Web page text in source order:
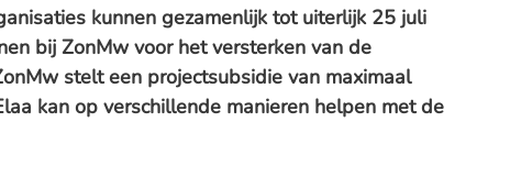
kunnen gezamenlijk tot uiterlijk 25 juli
bij ZonMw voor het versterken van de
stelt een projectsubsidie van maximaal
kan op verschillende manieren helpen met de